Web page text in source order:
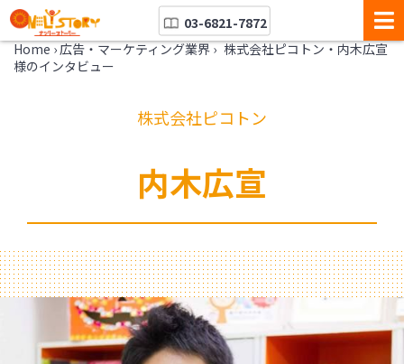
03-6821-7872
Home ›広告・マーケティング業界 › 株式会社ピコトン・内木広宣
様のインタビュー
株式会社ピコトン
内木広宣